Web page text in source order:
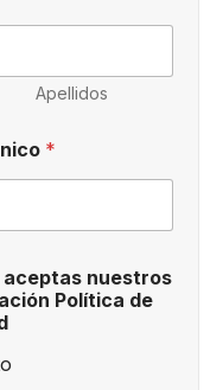
Apellidos
*
nuestros
Política de